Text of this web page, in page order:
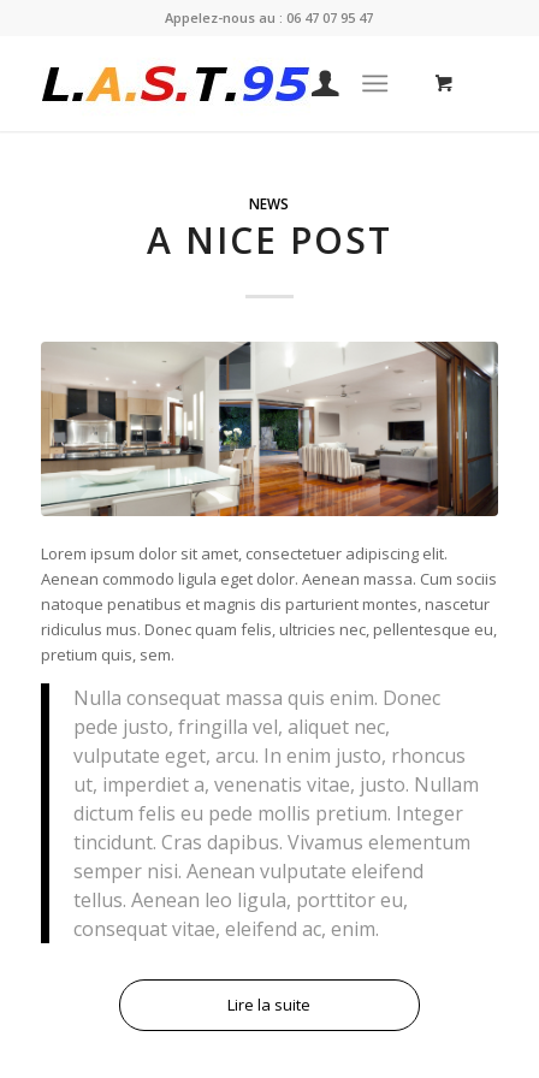
Appelez-nous au : 06 47 07 95 47
NEWS
A NICE POST
Lorem ipsum dolor sit amet, consectetuer adipiscing elit.
Aenean commodo ligula eget dolor. Aenean massa. Cum sociis
natoque penatibus et magnis dis parturient montes, nascetur
ridiculus mus. Donec quam felis, ultricies nec, pellentesque eu,
pretium quis, sem.
Nulla consequat massa quis enim. Donec
pede justo, fringilla vel, aliquet nec,
vulputate eget, arcu. In enim justo, rhoncus
ut, imperdiet a, venenatis vitae, justo. Nullam
dictum felis eu pede mollis pretium. Integer
tincidunt. Cras dapibus. Vivamus elementum
semper nisi. Aenean vulputate eleifend
tellus. Aenean leo ligula, porttitor eu,
consequat vitae, eleifend ac, enim.
Lire la suite